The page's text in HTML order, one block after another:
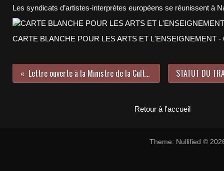
Les syndicats d’artistes-interprètes européens se réunissent à
CARTE BLANCHE POUR LES ARTS ET L'ENSEIGNEMENT -
Lettre ouverte à la Ministre de la Culture et des Médias
Retour à l'accueil
Theme: Nullified ©